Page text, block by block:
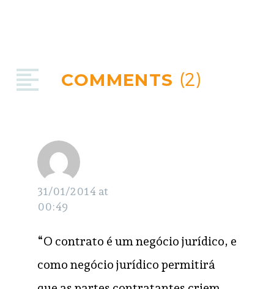
COMMENTS (2)
31/01/2014 at
00:49
“O contrato é um negócio jurídico, e
como negócio jurídico permitirá